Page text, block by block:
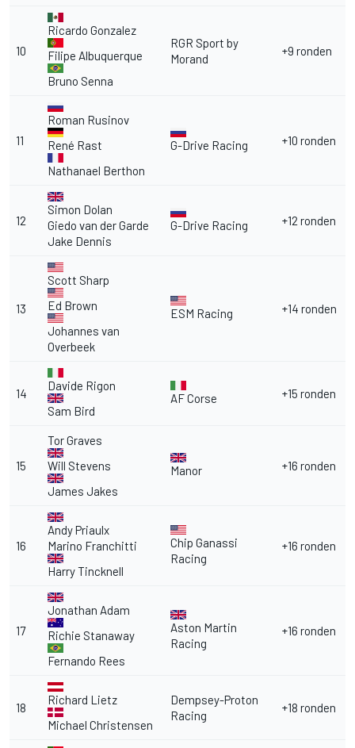
10
Ricardo Gonzalez
Filipe Albuquerque
Bruno Senna
RGR Sport by
Morand
+9 ronden
11
Roman Rusinov
René Rast
Nathanael Berthon
G-Drive Racing +10 ronden
12
Simon Dolan
Giedo van der Garde
Jake Dennis
G-Drive Racing +12 ronden
13
Scott Sharp
Ed Brown
Johannes van
Overbeek
ESM Racing +14 ronden
14
Davide Rigon
Sam Bird
AF Corse +15 ronden
15
Tor Graves
Will Stevens
James Jakes
Manor +16 ronden
16
Andy Priaulx
Marino Franchitti
Harry Tincknell
Chip Ganassi
Racing
+16 ronden
17
Jonathan Adam
Richie Stanaway
Fernando Rees
Aston Martin
Racing
+16 ronden
18
Richard Lietz
Michael Christensen
Dempsey-Proton
Racing
+18 ronden